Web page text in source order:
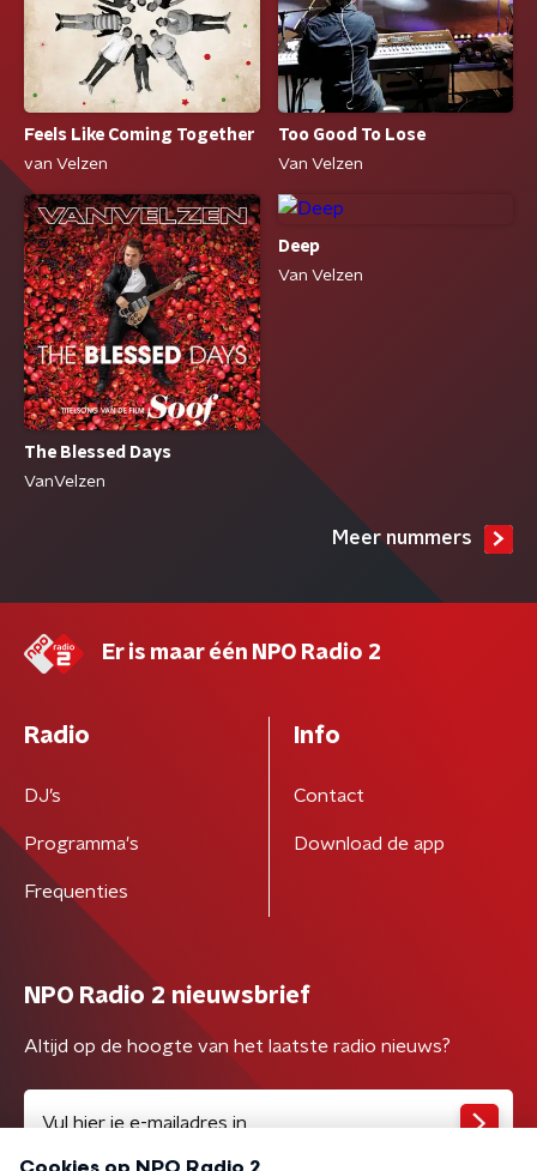
Feels Like Coming Together
van Velzen
Too Good To Lose
Van Velzen
The Blessed Days
VanVelzen
Deep
Van Velzen
Meer nummers
Er is maar één NPO Radio 2
Radio
DJ’s
Programma's
Frequenties
Info
Contact
Download de app
NPO Radio 2 nieuwsbrief
Altijd op de hoogte van het laatste radio nieuws?